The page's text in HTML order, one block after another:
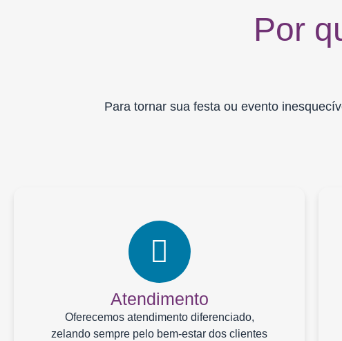
Por
Para tornar sua festa ou evento
Atendimento
Oferecemos atendimento diferenciado,
zelando sempre pelo bem-estar dos clientes